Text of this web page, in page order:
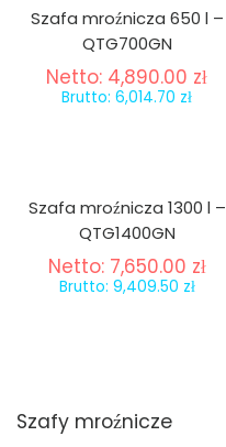
Szafa mroźnicza 650 l –
QTG700GN
Netto: 4,890.00 zł
Brutto:6,014.70 zł
Szafa mroźnicza 1300 l –
QTG1400GN
Netto: 7,650.00 zł
Brutto: 9,409.50 zł
Szafy mroźnicze